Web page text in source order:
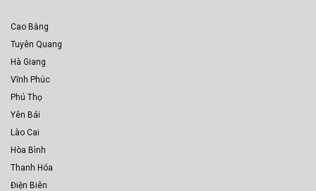
Cao Bằng
Tuyên Quang
Hà Giang
Vĩnh Phúc
Phú Thọ
Yên Bái
Lào Cai
Hòa Bình
Thanh Hóa
Điện Biên